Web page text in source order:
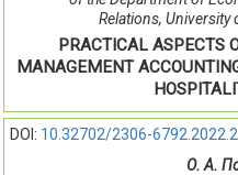
Relations, University
PRACTICAL ASPECTS
MANAGEMENT
DOI: 10.32702/2306-
О. А.